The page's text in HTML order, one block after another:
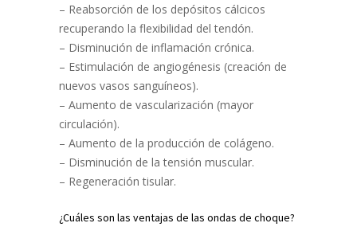
– Reabsorción de los depósitos cálcicos
recuperando la flexibilidad del tendón.
– Disminución de inflamación crónica.
– Estimulación de angiogénesis (creación de
nuevos vasos sanguíneos).
– Aumento de vascularización (mayor
circulación).
– Aumento de la producción de colágeno.
– Disminución de la tensión muscular.
– Regeneración tisular.
¿Cuáles son las ventajas de las ondas de choque?